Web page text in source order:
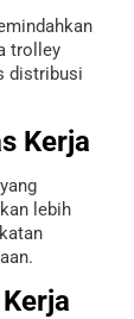
trolley
distribusi
Kerja
lebih